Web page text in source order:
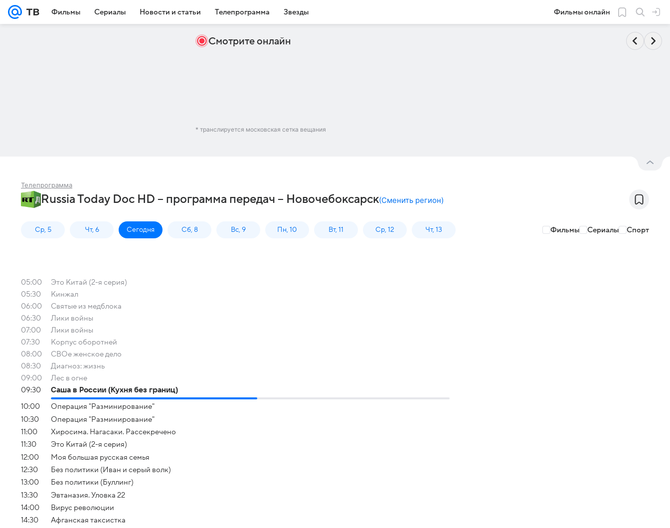
Фильмы Сериалы Новости и статьи Телепрограмма Звезды Фильмы онлайн
Смотрите онлайн
* транслируется московская сетка вещания
Телепрограмма
Russia Today Doc HD – программа передач – Новочебоксарск(Сменить регион)
Ср, 5 Чт, 6 Сегодня Сб, 8 Вс, 9 Пн, 10 Вт, 11 Ср, 12 Чт, 13 Фильмы Сериалы Спорт
05:00
Это Китай (2-я серия)
05:30
Кинжал
06:00
Святые из медблока
06:30
Лики войны
07:00
Лики войны
07:30
Корпус оборотней
08:00
СВОе женское дело
08:30
Диагноз: жизнь
09:00
Лес в огне
09:30
Саша в России (Кухня без границ)
10:00
Операция "Разминирование"
10:30
Операция "Разминирование"
11:00
Хиросима. Нагасаки. Рассекречено
11:30
Это Китай (2-я серия)
12:00
Моя большая русская семья
12:30
Без политики (Иван и серый волк)
13:00
Без политики (Буллинг)
13:30
Эвтаназия. Уловка 22
14:00
Вирус революции
14:30
Афганская таксистка